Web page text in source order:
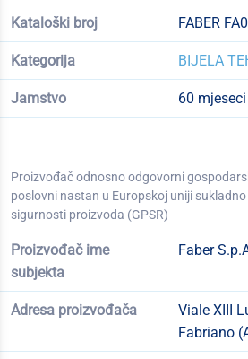
Kataloški broj FABER
Kategorija BIJELA
Jamstvo 60 mjeseci
Proizvođač odnosno odgovorni
poslovni nastan u Europskoj uniji
sigurnosti proizvoda (GPSR)
Proizvođač ime
subjekta
Faber
Adresa proizvođača
Viale XIII
Fabriano